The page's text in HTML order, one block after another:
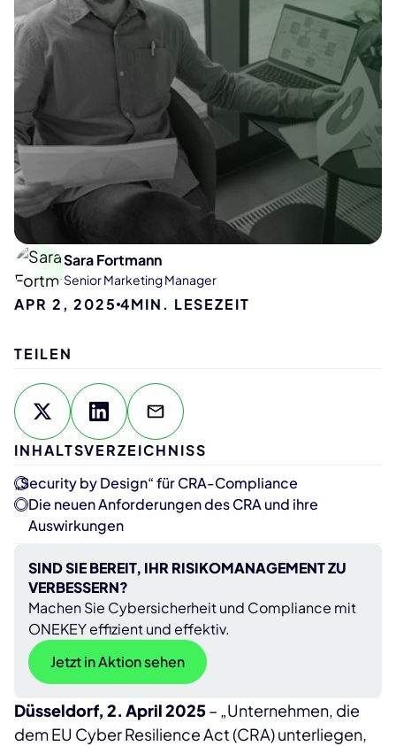
Sara Fortmann
Senior Marketing Manager
APR 2, 20254MIN. LESEZEIT
INHALTSVERZEICHNISS
„Security by Design“ für CRA-Compliance
Die neuen Anforderungen des CRA und ihre
Auswirkungen
SIND SIE BEREIT, IHR RISIKOMANAGEMENT ZU
VERBESSERN?
Machen Sie Cybersicherheit und Compliance mit
ONEKEY effizient und effektiv.
Jetzt in Aktion sehen
Düsseldorf, 2. April 2025– „Unternehmen, die
dem EU Cyber Resilience Act (CRA) unterliegen,
TEILEN